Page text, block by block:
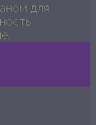
для